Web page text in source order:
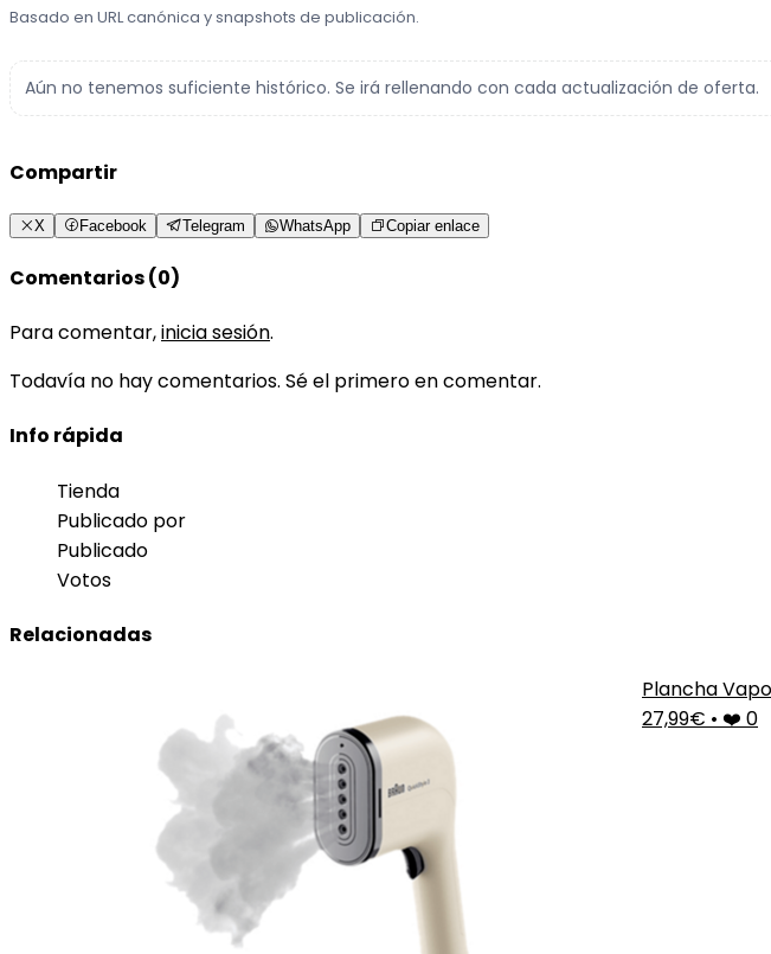
Basado en URL canónica y snapshots de publicación.
Aún no tenemos suficiente histórico. Se irá rellenando con cada actualización de oferta.
Compartir
X Facebook Telegram WhatsApp Copiar enlace
Comentarios (0)
Para comentar,inicia sesión.
Todavía no hay comentarios. Sé el primero en comentar.
Info rápida
Tienda
Publicado por
Publicado
Votos
Relacionadas
Plancha
27,99€ • ❤️ 0